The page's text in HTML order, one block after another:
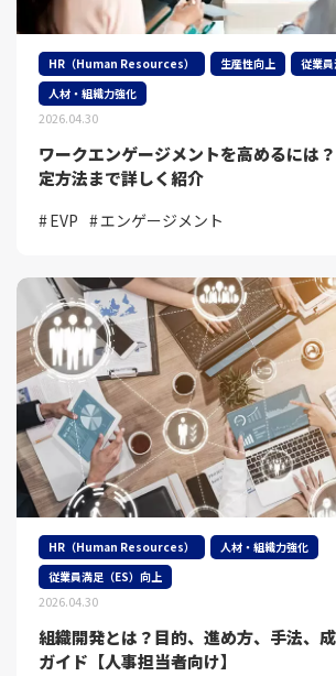
HR（Human Resources） 生産性向上
従業
人材・組織力強化
2026.04.30
ワークエンゲージメントを高めるには
定方法まで詳しく紹介
EVP エンゲージメント
HR（Human Resources）
人材・組織力強化
従業員満足（ES）向上
2026.04.30
組織開発とは？目的、進め方、手法、
ガイド【人事担当者向け】